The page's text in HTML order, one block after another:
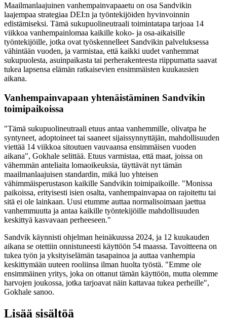
Maailmanlaajuinen vanhempainvapaaetu on osa Sandvikin
laajempaa strategiaa DEI:n ja työntekijöiden hyvinvoinnin
edistämiseksi. Tämä sukupuolineutraali toimintatapa tarjoaa 14
viikkoa vanhempainlomaa kaikille koko- ja osa-aikaisille
työntekijöille, jotka ovat työskennelleet Sandvikin palveluksessa
vähintään vuoden, ja varmistaa, että kaikki uudet vanhemmat
sukupuolesta, asuinpaikasta tai perherakenteesta riippumatta saavat
tukea lapsensa elämän ratkaisevien ensimmäisten kuukausien
aikana.
Vanhempainvapaan yhtenäistäminen Sandvikin
toimipaikoissa
"Tämä sukupuolineutraali etuus antaa vanhemmille, olivatpa he
syntyneet, adoptoineet tai saaneet sijaissynnyttäjän, mahdollisuuden
viettää 14 viikkoa sitoutuen vauvaansa ensimmäisen vuoden
aikana", Gokhale selittää. Etuus varmistaa, että maat, joissa on
vähemmän anteliaita lomaoikeuksia, täyttävät nyt tämän
maailmanlaajuisen standardin, mikä luo yhteisen
vähimmäisperustason kaikille Sandvikin toimipaikoille. "Monissa
paikoissa, erityisesti isien osalta, vanhempainvapaa on rajoitettu tai
sitä ei ole lainkaan. Uusi etumme auttaa normalisoimaan jaettua
vanhemmuutta ja antaa kaikille työntekijöille mahdollisuuden
keskittyä kasvavaan perheeseen."
Sandvik käynnisti ohjelman heinäkuussa 2024, ja 12 kuukauden
aikana se otettiin onnistuneesti käyttöön 54 maassa. Tavoitteena on
tukea työn ja yksityiselämän tasapainoa ja auttaa vanhempia
keskittymään uuteen rooliinsa ilman huolta työstä. "Emme ole
ensimmäinen yritys, joka on ottanut tämän käyttöön, mutta olemme
harvojen joukossa, jotka tarjoavat näin kattavaa tukea perheille",
Gokhale sanoo.
Lisää sisältöä